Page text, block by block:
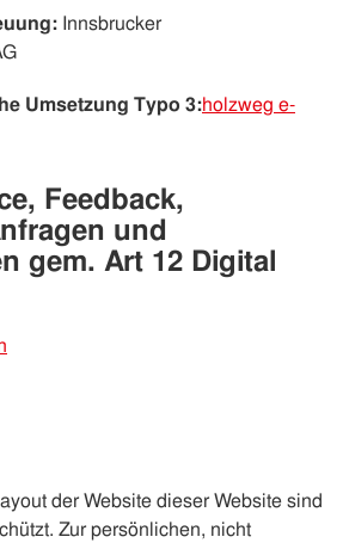
Innsbrucker
Umsetzung Typo 3:holzweg e-
Feedback,
und
gem. Art 12 Digital
der Website dieser Website sind
Zur persönlichen, nicht